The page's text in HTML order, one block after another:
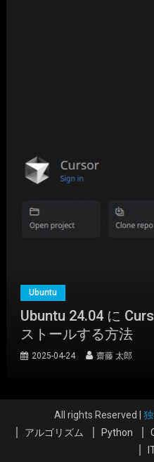
こちら)
Samsung 990 PRO 1TB PCIe
秒) NVMe M.2 (2280) 内蔵 SSD
証品
Ubuntu
Ubuntu 24.04 に
ストールする方法
2025-04-24 齋藤 太郎
All rights Reserved |
アルゴリズム
Python